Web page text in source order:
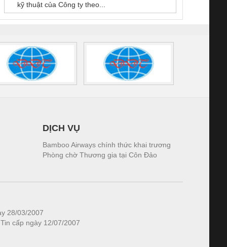
kỹ thuật của Công ty theo...
DỊCH VỤ
Bamboo Airways chính thức khai trương
Phòng chờ Thương gia tại Côn Đảo
28/03/2007
cấp ngày 12/07/2007